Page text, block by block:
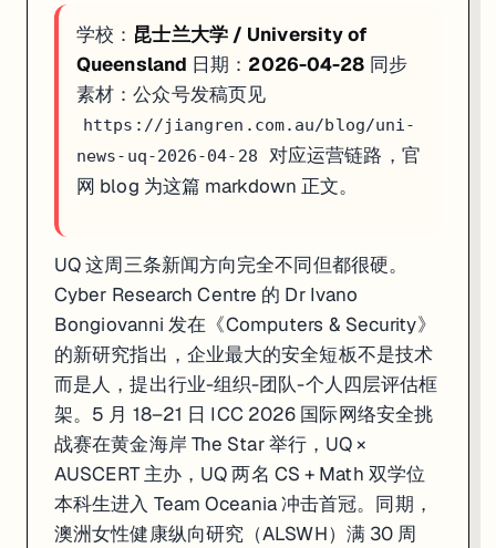
01 · 网络安全治理
02 · ICC 2026 网络世界杯:5 月 18–21 日黄金海岸 The Star，
03 · ALSWH 30 周年 :5.7 万女性 / 4 代人 / 1200+ 论文 / 135 位
如果你在看 UQ 的申请、奖学金或研究机会，这篇可以直接当作今天的
学校： 昆士兰大学 / University of
Queensland 日期： 2026-04-28 同步
素材：公众号发稿页见
https://jiangren.com.au/blog/uni-
news-uq-2026-04-28
对应运营链路，官
网 blog 为这篇 markdown 正文。
UQ 这周三条新闻方向完全不同但都很硬。
Cyber Research Centre 的 Dr Ivano
Bongiovanni 发在《Computers & Security》
的新研究指出，企业最大的安全短板不是技术
而是人，提出行业-组织-团队-个人四层评估框
架。5 月 18–21 日 ICC 2026 国际网络安全挑
战赛在黄金海岸 The Star 举行，UQ ×
AUSCERT 主办，UQ 两名 CS + Math 双学位
本科生进入 Team Oceania 冲击首冠。同期，
澳洲女性健康纵向研究（ALSWH）满 30 周